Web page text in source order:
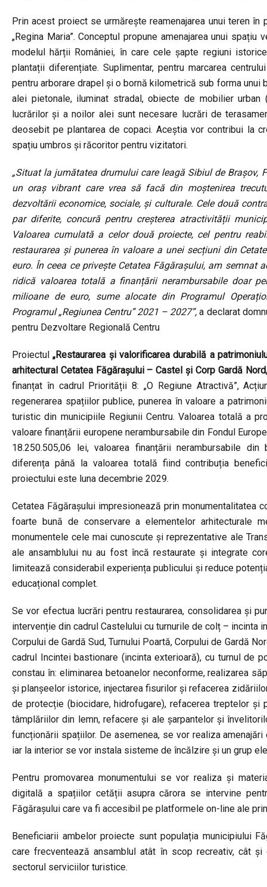
Prin acest proiect se urmărește reamenajarea unui teren în
„Regina Maria”. Conceptul propune amenajarea unui
modelul hărții României, în care cele șapte regiuni
plantații diferențiate. Suplimentar, pentru marcarea
pentru arborare drapel și o bornă kilometrică sub forma
alei pietonale, iluminat stradal, obiecte de mobilier urban
lucrărilor și a noilor alei sunt necesare lucrări de
deosebit pe plantarea de copaci. Aceștia vor contribui la
spațiu umbros și răcoritor pentru vizitatori.
„Situat la jumătatea drumului care leagă Sibiul de Brașov,
un oraș vibrant care vrea să facă din moștenirea
dezvoltării economice, sociale, și culturale. Cele două
par diferite, concură pentru creșterea atractivității
Valoarea cumulată a celor două proiecte, cel pentru
restaurarea și punerea în valoare a unei secțiuni din
euro. În ceea ce privește Cetatea Făgărașului, am semnat
ridică valoarea totală a finanțării nerambursabile doar
milioane de euro, sume alocate din Programul
Programul „Regiunea Centru” 2021 – 2027”,a declarat
pentru Dezvoltare Regională Centru
Proiectul „Restaurarea și valorificarea durabilă a
arhitectural Cetatea Făgărașului – Castel și Corp Gardă
finanțat în cadrul Priorității 8: „O Regiune Atractivă”,
regenerarea spațiilor publice, punerea în valoare a
turistic din municipiile Regiunii Centru. Valoarea totală a
valoare finanțării europene nerambursabile din Fondul
18.250.505,06 lei, valoarea finanțării nerambursabile
diferența până la valoarea totală fiind contribuția
proiectului este luna decembrie 2029.
Cetatea Făgărașului impresionează prin monumentalitatea
foarte bună de conservare a elementelor arhitecturale
monumentele cele mai cunoscute și reprezentative ale
ale ansamblului nu au fost încă restaurate și integrate
limitează considerabil experiența publicului și reduce
educațional complet.
Se vor efectua lucrări pentru restaurarea, consolidarea și
intervenție din cadrul Castelului cu turnurile de colț – incinta
Corpului de Gardă Sud, Turnului Poartă, Corpului de Gardă
cadrul Incintei bastionare (incinta exterioară), cu turnul de
constau în: eliminarea betoanelor neconforme, realizarea
și planșeelor istorice, injectarea fisurilor și refacerea
de protecție (biocidare, hidrofugare), refacerea treptelor și
tâmplăriilor din lemn, refacere și ale șarpantelor și
funcționării spațiilor. De asemenea, se vor realiza
iar la interior se vor instala sisteme de încălzire și un grup
Pentru promovarea monumentului se vor realiza și
digitală a spațiilor cetății asupra cărora se intervine
Făgărașului care va fi accesibil pe platformele on-line ale
Beneficiarii ambelor proiecte sunt populația municipiului
care frecventează ansamblul atât în scop recreativ, cât
sectorul serviciilor turistice.